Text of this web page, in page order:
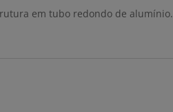
em tubo redondo de alumínio.